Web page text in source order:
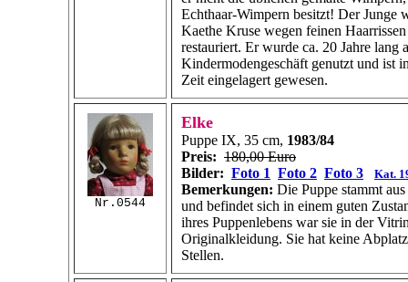
Echthaar-Wimpern besitzt! Der Junge
Kaethe Kruse wegen feinen
restauriert. Er wurde ca. 20 Jahre lang
Kindermodengeschäft genutzt und ist
Zeit eingelagert gewesen.
Nr.0544
Elke
Puppe IX, 35 cm, 1983/84
Preis: 180,00 Euro
Bilder: Foto 1 Foto 2 Foto 3 Kat.
Bemerkungen: Die Puppe stammt
und befindet sich in einem guten
ihres Puppenlebens war sie in der
Originalkleidung. Sie hat keine
Stellen.